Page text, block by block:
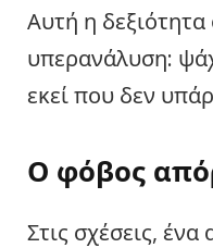
Αυτή η
υπερανάλυση:
εκεί που δεν
Ο φόβος
Στις σχέσεις,